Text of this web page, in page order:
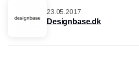
23.05.2017
Designbase.dk